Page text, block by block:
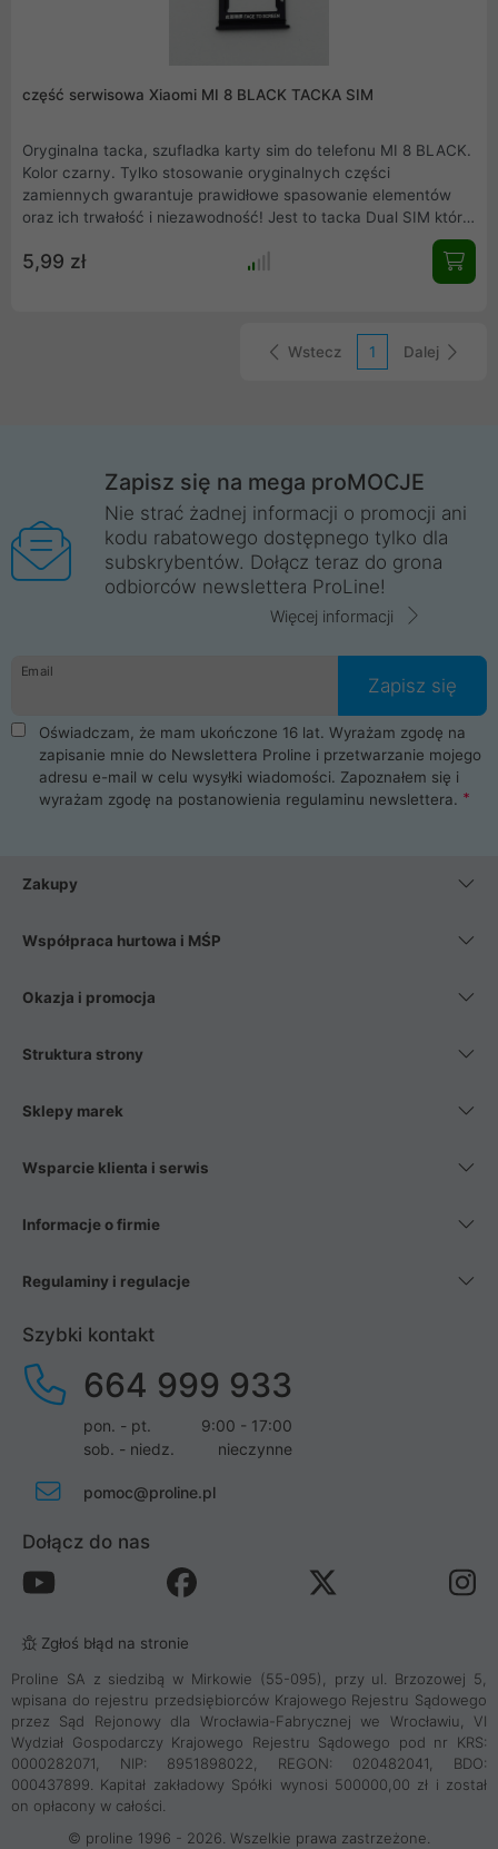
część serwisowa Xiaomi MI 8 BLACK TACKA SIM
Oryginalna tacka, szufladka karty sim do telefonu MI 8 BLACK.
Kolor czarny. Tylko stosowanie oryginalnych części
zamiennych gwarantuje prawidłowe spasowanie elementów
oraz ich trwałość i niezawodność! Jest to tacka Dual SIM która
umożliwia korzystanie z dwóch kart SIM w jednym telefonie
jednocześnie. Produkt pochodzi z rozbiórki oryginalnego Xiaomi
5,99 zł
Wstecz 1 Dalej
Zapisz się na mega proMOCJE
Nie strać żadnej informacji o promocji ani
kodu rabatowego dostępnego tylko dla
subskrybentów. Dołącz teraz do grona
odbiorców newslettera ProLine!
Więcej informacji
Email
Zapisz się
Oświadczam, że mam ukończone 16 lat. Wyrażam zgodę na
zapisanie mnie do Newslettera Proline i przetwarzanie mojego
adresu e-mail w celu wysyłki wiadomości. Zapoznałem się i
wyrażam zgodę na postanowienia regulaminu newslettera.
Zakupy
Współpraca hurtowa i MŚP
Okazja i promocja
Struktura strony
Sklepy marek
Wsparcie klienta i serwis
Informacje o firmie
Regulaminy i regulacje
Szybki kontakt
664 999 933
pon. - pt.
9:00 - 17:00
sob. - niedz.
nieczynne
pomoc@proline.pl
Dołącz do nas
Zgłoś błąd na stronie
Proline SA z siedzibą w Mirkowie (55-095), przy ul. Brzozowej 5,
wpisana do rejestru przedsiębiorców Krajowego Rejestru Sądowego
przez Sąd Rejonowy dla Wrocławia-Fabrycznej we Wrocławiu, VI
Wydział Gospodarczy Krajowego Rejestru Sądowego pod nr KRS:
0000282071, NIP: 8951898022, REGON: 020482041, BDO:
000437899. Kapitał zakładowy Spółki wynosi 500000,00 zł i został
on opłacony w całości.
© proline 1996 - 2026. Wszelkie prawa zastrzeżone.